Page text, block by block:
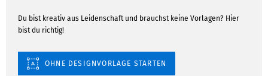
Du bist kreativ aus Leidenschaft und brauchst keine Vorlagen? Hier
bist du richtig!
OHNE DESIGNVORLAGE STARTEN